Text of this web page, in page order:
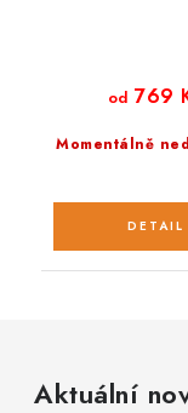
Momentálně
od 769
Aktuální